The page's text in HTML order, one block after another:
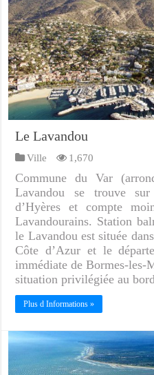
Le Lavandou
Ville 1,670
Commune du Var
Lavandou se trouve
d’Hyères et compte
Lavandourains. Station
le Lavandou est située
Côte d’Azur et le
immédiate de Bormes-les-
situation privilégiée au
Plus d Informations »